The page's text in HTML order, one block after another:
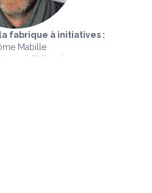
fabrique à initiatives :
Mabille